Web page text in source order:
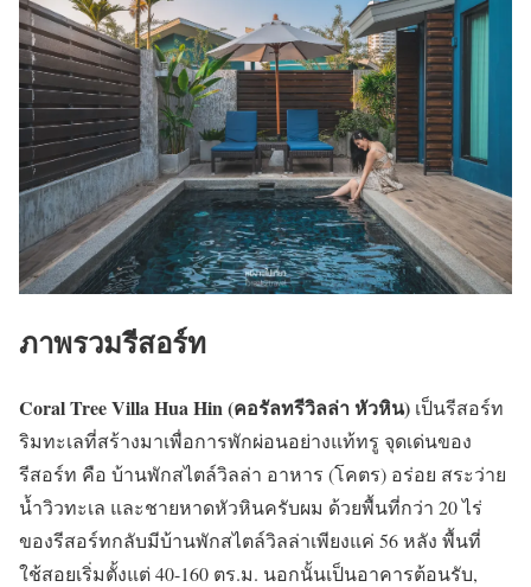
ภาพรวมรีสอร์ท
Coral Tree Villa Hua Hin (คอรัลทรีวิลล่า หัวหิน) เป็นรีสอร์ท
ริมทะเลที่สร้างมาเพื่อการพักผ่อนอย่างแท้ทรู จุดเด่นของ
รีสอร์ท คือ บ้านพักสไตล์วิลล่า อาหาร (โคตร) อร่อย สระว่าย
น้ำวิวทะเล และชายหาดหัวหินครับผม ด้วยพื้นที่กว่า 20 ไร่
ของรีสอร์ทกลับมีบ้านพักสไตล์วิลล่าเพียงแค่ 56 หลัง พื้นที่
ใช้สอยเริ่มตั้งแต่ 40-160 ตร.ม. นอกนั้นเป็นอาคารต้อนรับ,